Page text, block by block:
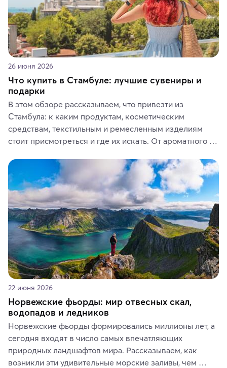
26 июня 2026
Что купить в Стамбуле: лучшие сувениры и
подарки
В этом обзоре рассказываем, что привезти из
Стамбула: к каким продуктам, косметическим
средствам, текстильным и ремесленным изделиям
стоит присмотреться и где их искать. От ароматного
керамики и изделий из кожи на турецких рынках и в
аутентичных лавках — в подарок близким или себе на
память о путешествии.
22 июня 2026
Норвежские фьорды: мир отвесных скал,
водопадов и ледников
Норвежские фьорды формировались миллионы лет, а
сегодня входят в число самых впечатляющих
природных ландшафтов мира. Рассказываем, как
возникли эти удивительные морские заливы, чем